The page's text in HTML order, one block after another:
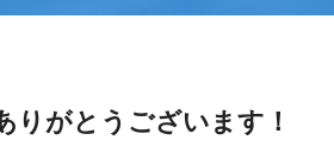
りがとうございます